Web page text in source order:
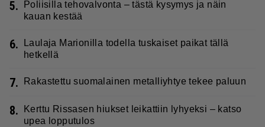
5.
Poliisilla tehovalvonta – tästä kysymys ja näin
kauan kestää
6.
Laulaja Marionilla todella tuskaiset paikat tällä
hetkellä
7. Rakastettu suomalainen metalliyhtye tekee paluun
8.
Kerttu Rissasen hiukset leikattiin lyhyeksi – katso
upea lopputulos